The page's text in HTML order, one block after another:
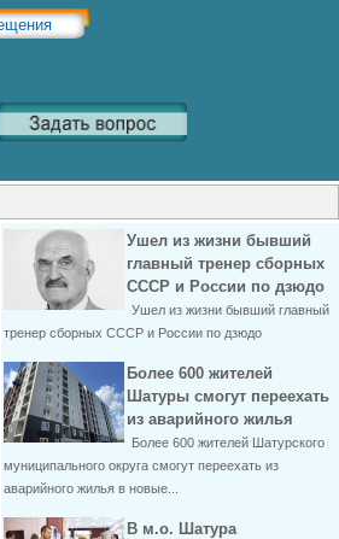
Ушел из жизни бывший
главный тренер сборных
СССР и России по дзюдо
Ушел из жизни бывший главный
тренер сборных СССР и России по дзюдо
Более 600 жителей
Шатуры смогут переехать
из аварийного жилья
Более 600 жителей Шатурского
муниципального округа смогут переехать из
аварийного жилья в новые...
В м.о. Шатура